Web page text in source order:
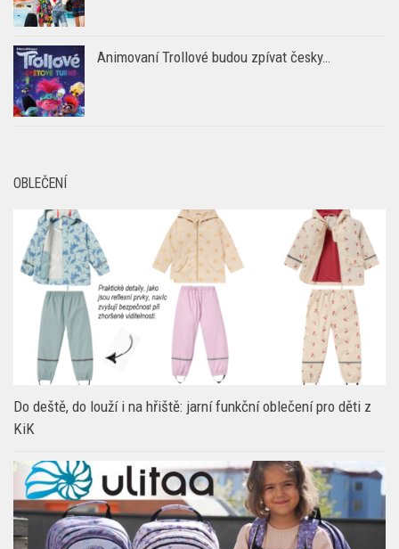
Animovaní Trollové budou zpívat česky…
OBLEČENÍ
Do deště, do louží i na hřiště: jarní funkční oblečení pro děti z
KiK